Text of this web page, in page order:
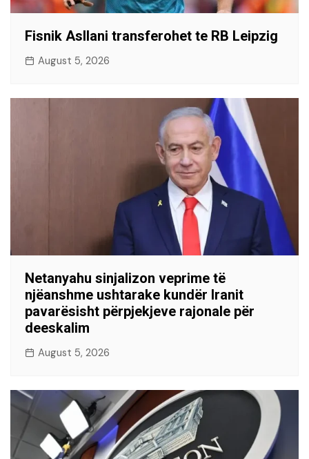
Fisnik Asllani transferohet te RB Leipzig
August 5, 2026
Netanyahu sinjalizon veprime të
njëanshme ushtarake kundër Iranit
pavarësisht përpjekjeve rajonale për
deeskalim
August 5, 2026